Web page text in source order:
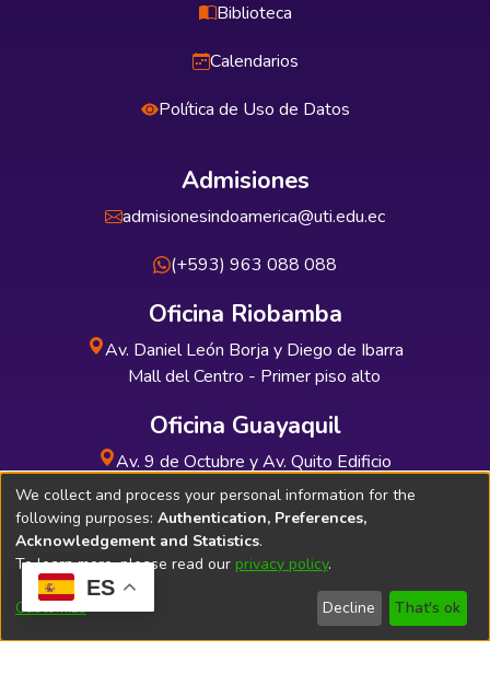
ES
Biblioteca
Calendarios
Política de Uso de Datos
Admisiones
admisionesindoamerica@uti.edu.ec
(+593) 963 088 088
Oficina Riobamba
Av. Daniel León Borja y Diego de Ibarra
Mall del Centro - Primer piso alto
Oficina Guayaquil
Av. 9 de Octubre y Av. Quito Edificio
INDUAUTO - Planta baja
Soporte Técnico Bibliolatino.com
We collect and process your personal information for the
following purposes: Authentication, Preferences,
Acknowledgement and Statistics.
To learn more, please read our privacy policy.
Customize Decline That's ok